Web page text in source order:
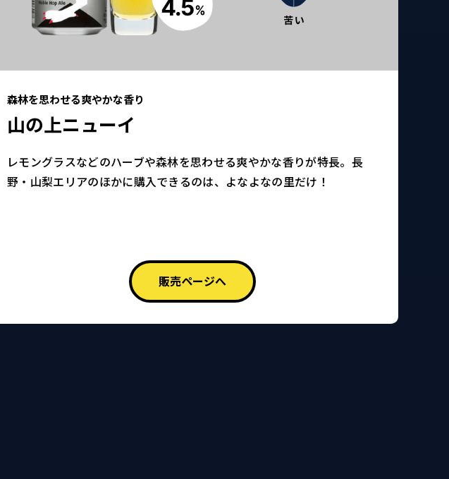
森林を思わせる爽やかな香り
山の上ニューイ
レモングラスなどのハーブや森林を思わせる爽やかな香りが特長。長
野・山梨エリアのほかに購入できるのは、よなよなの里だけ！
販売ページへ